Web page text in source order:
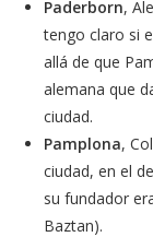
Paderborn,
tengo claro si
allá de que
alemana que
ciudad.
Pamplona,
ciudad, en el
su fundador
Baztan).